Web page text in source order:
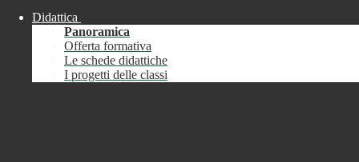
Chiudi
Informazione
Didattica
Panoramica
Offerta formativa
Le schede didattiche
I progetti delle classi